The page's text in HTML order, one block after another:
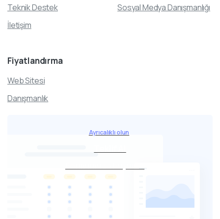
Teknik Destek
İletişim
Sosyal Medya Danışmanlığı
Fiyatlandırma
Web Sitesi
Danışmanlık
Ayrıcalıklı olun